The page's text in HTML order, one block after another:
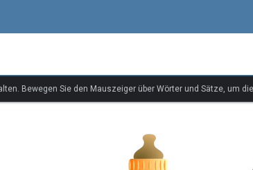
Bewegen Sie den Mauszeiger über Wörter und Sätze, um